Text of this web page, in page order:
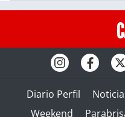
Diario Perfil
Weekend